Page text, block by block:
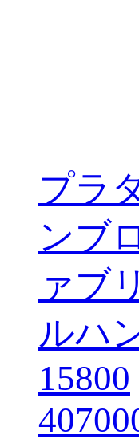
プラ
ンブ
ァブ
ルハ
15800